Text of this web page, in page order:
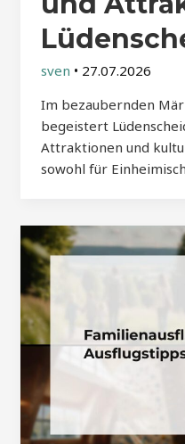
sven • 27.07.2026
Im bezaubernden
begeistert
Attraktionen und
sowohl für